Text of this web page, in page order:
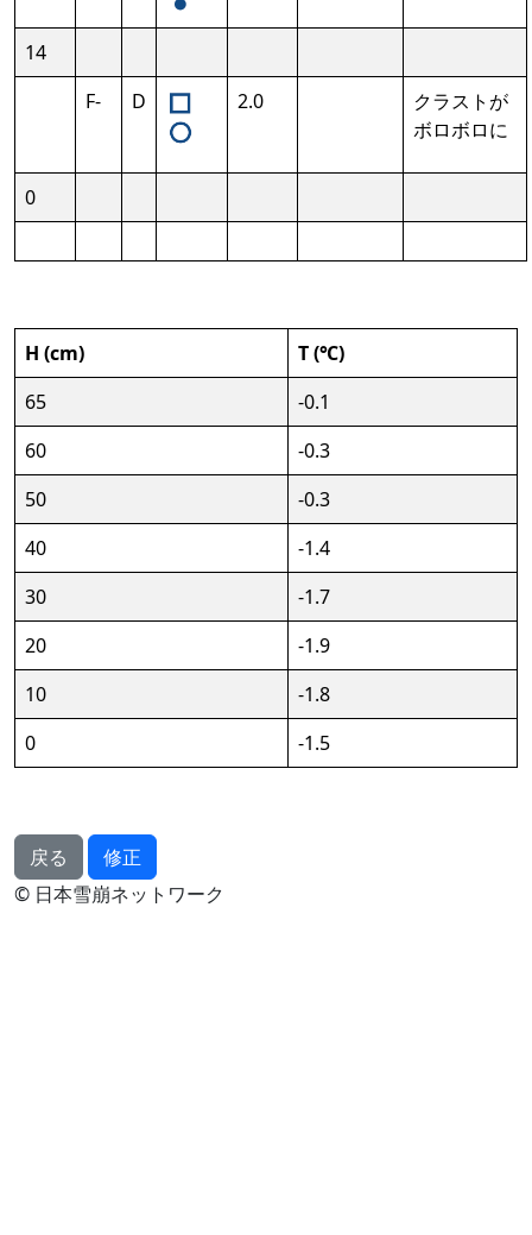
14
F-
D 2.0
クラストが
ボロボロに
0
H (cm)
T (℃)
65
-0.1
60
-0.3
50
-0.3
40
-1.4
30
-1.7
20
-1.9
10
-1.8
0
-1.5
戻る
修正
© 日本雪崩ネットワーク